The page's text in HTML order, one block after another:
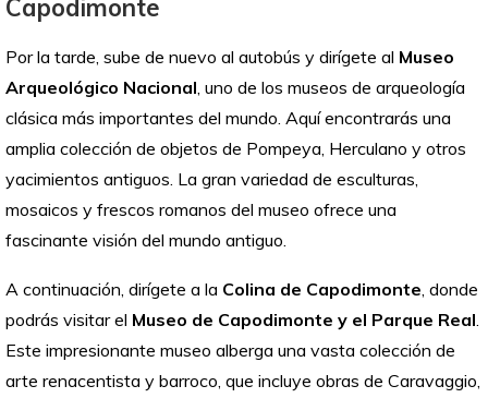
Capodimonte
Por la tarde, sube de nuevo al autobús y dirígete al Museo
Arqueológico Nacional , uno de los museos de arqueología
clásica más importantes del mundo. Aquí encontrarás una
amplia colección de objetos de Pompeya, Herculano y otros
yacimientos antiguos. La gran variedad de esculturas,
mosaicos y frescos romanos del museo ofrece una
fascinante visión del mundo antiguo.
A continuación, dirígete a la Colina de Capodimonte , donde
podrás visitar el Museo de Capodimonte y el Parque Real
Este impresionante museo alberga una vasta colección de
arte renacentista y barroco, que incluye obras de Caravaggio,